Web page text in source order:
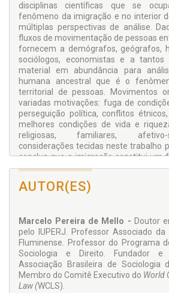
disciplinas científicas que se
fenômeno da imigração e no interior
múltiplas perspectivas de análise.
fluxos de movimentação de pessoas
fornecem a demógrafos, geógrafos,
sociólogos, economistas e a tantos
material em abundância para
humana ancestral que é o
territorial de pessoas. Movimentos
variadas motivações: fuga de
perseguição política, conflitos
melhores condições de vida e
religiosas, familiares,
considerações tecidas neste trabalho
conclua que a imigração constitui um
por excelência, aquele que talvez
da experiência humana que é a
BIBLIOTECA DE FILOSOFIA,
O Brasil, como país periférico no
atravessa um período histórico-
âmago editorial, em que o
consistência teórica e o
desenfreado assentam-se como
neocapitalismo, a se materializar, no
editorial, numa avalanche de
AUTOR(ES)
Marcelo Pereira de Mello - Doutor
pelo IUPERJ. Professor Associado da
Fluminense. Professor do Programa
Sociologia e Direito. Fundador e
Associação Brasileira de Sociologia
Membro do Comitê Executivo do World
Law (WCLS).